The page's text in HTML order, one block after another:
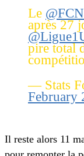
Le
après 27
pire total
— Stats
February
Il reste alors 11